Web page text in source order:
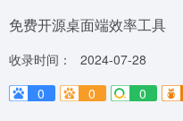
免费开源桌面端效率工具
收录时间：
2024-07-28
0
0 0